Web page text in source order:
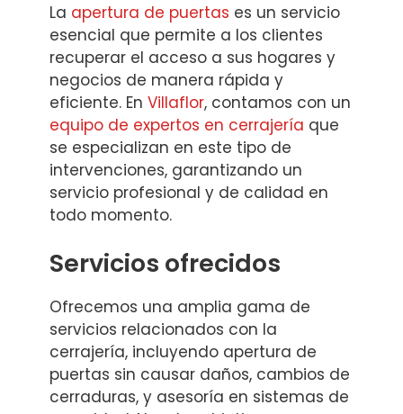
La apertura de puertas es un servicio
esencial que permite a los clientes
recuperar el acceso a sus hogares y
negocios de manera rápida y
eficiente. En Villaflor, contamos con un
equipo de expertos en cerrajería que
se especializan en este tipo de
intervenciones, garantizando un
servicio profesional y de calidad en
todo momento.
Servicios ofrecidos
Ofrecemos una amplia gama de
servicios relacionados con la
cerrajería, incluyendo apertura de
puertas sin causar daños, cambios de
cerraduras, y asesoría en sistemas de